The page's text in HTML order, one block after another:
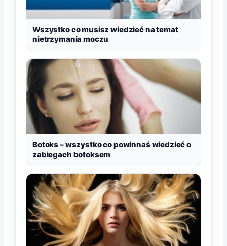
Wszystko co musisz wiedzieć na temat
nietrzymania moczu
Botoks – wszystko co powinnaś wiedzieć o
zabiegach botoksem